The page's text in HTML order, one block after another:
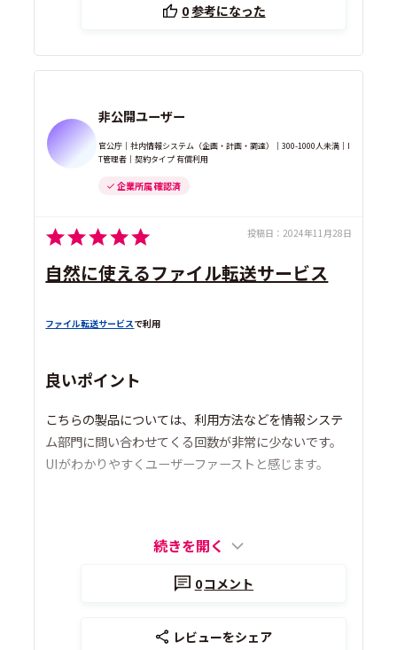
0参考になった
非公開ユーザー
官公庁｜社内情報システム（企画・計画・調達）｜300-1000人未満｜I
T管理者｜契約タイプ 有償利用
企業所属 確認済
投稿日： 2024年11月28日
自然に使えるファイル転送サービス
ファイル転送サービスで利用
良いポイント
こちらの製品については、利用方法などを情報システ
ム部門に問い合わせてくる回数が非常に少ないです。
UIがわかりやすくユーザーファーストと感じます。
続きを開く
0コメント
レビューをシェア